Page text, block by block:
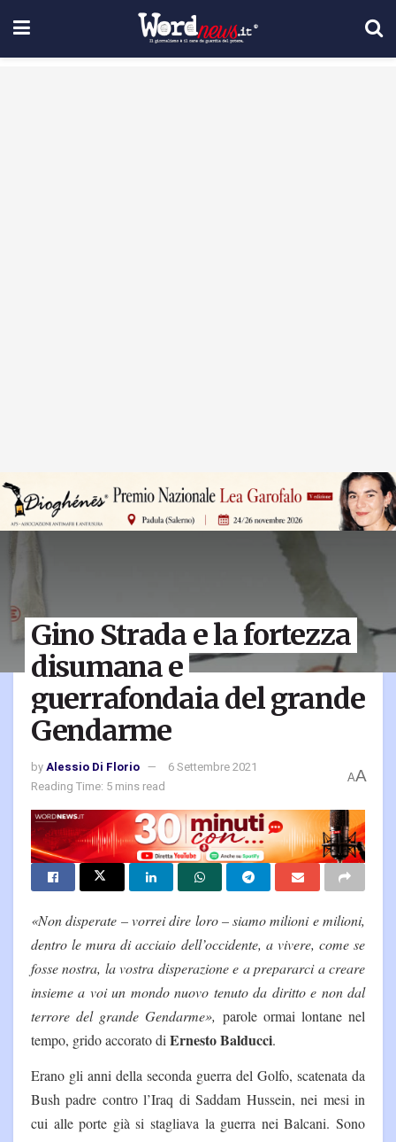
Gino Strada e la fortezza
disumana e
guerrafondaia del grande
Gendarme
byAlessio Di Florio
6 Settembre 2021
Reading Time: 5 mins read
AA
«Non disperate – vorrei dire loro – siamo milioni e milioni,
dentro le mura di acciaio dell’occidente, a vivere, come se
fosse nostra, la vostra disperazione e a prepararci a creare
insieme a voi un mondo nuovo tenuto da diritto e non dal
terrore del grande Gendarme», parole ormai lontane nel
tempo, grido accorato di Ernesto Balducci.
Erano gli anni della seconda guerra del Golfo, scatenata da
Bush padre contro l’Iraq di Saddam Hussein, nei mesi in
cui alle porte già si stagliava la guerra nei Balcani. Sono